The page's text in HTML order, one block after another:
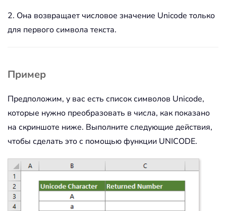
2. Она возвращает числовое значение Unicode только
для первого символа текста.
Пример
Предположим, у вас есть список символов Unicode,
которые нужно преобразовать в числа, как показано
на скриншоте ниже. Выполните следующие действия,
чтобы сделать это с помощью функции UNICODE.